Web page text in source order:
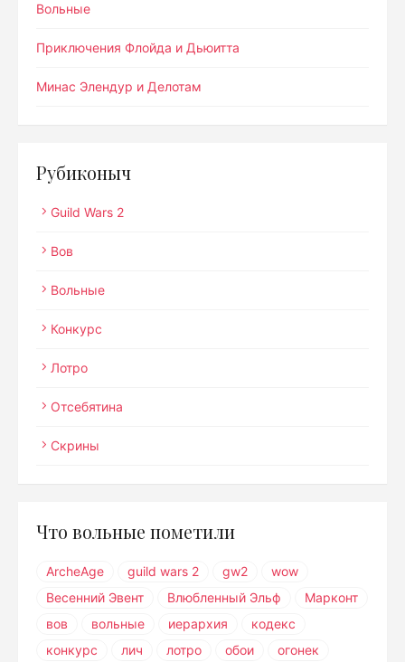
Вольные
Приключения Флойда и Дьюитта
Минас Элендур и Делотам
Рубиконыч
Guild Wars 2
Вов
Вольные
Конкурс
Лотро
Отсебятина
Скрины
Что вольные пометили
ArcheAge guild wars 2 gw2
wow
Весенний Эвент
Влюбленный Эльф
Марконт
вов
вольные иерархия
кодекс
конкурс
лич лотро обои огонек